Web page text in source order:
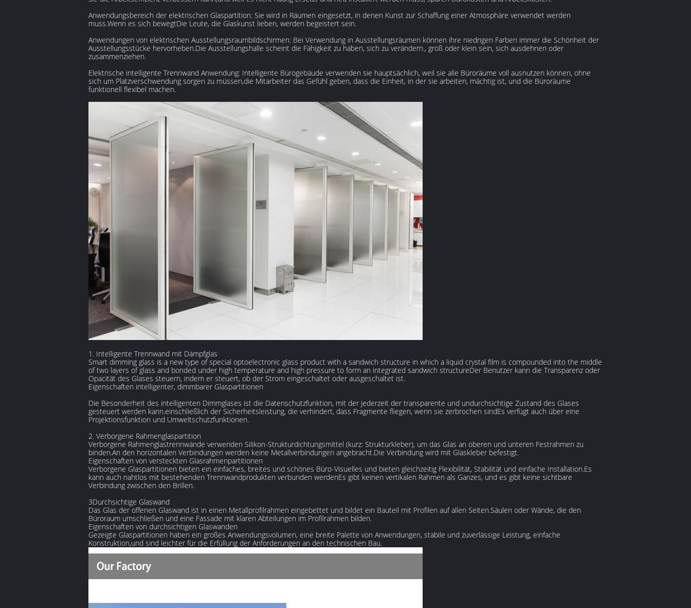
Anwendungsbereich der elektrischen Glaspartition: Sie wird in Räumen eingesetzt, in denen Kunst zur Schaffung einer Atmosphäre verwendet werden
muss.Wenn es sich bewegtDie Leute, die Glaskunst lieben, werden begeistert sein.
Anwendungen von elektrischen Ausstellungsraumbildschirmen: Bei Verwendung in Ausstellungsräumen können ihre niedrigen Farben immer die Schönheit der
Ausstellungsstücke hervorheben.Die Ausstellungshalle scheint die Fähigkeit zu haben, sich zu verändern., groß oder klein sein, sich ausdehnen oder
zusammenziehen.
Elektrische intelligente Trennwand Anwendung: Intelligente Bürogebäude verwenden sie hauptsächlich, weil sie alle Büroräume voll ausnutzen können, ohne
sich um Platzverschwendung sorgen zu müssen,die Mitarbeiter das Gefühl geben, dass die Einheit, in der sie arbeiten, mächtig ist, und die Büroräume
funktionell flexibel machen.
1. Intelligente Trennwand mit Dämpfglas
Smart dimming glass is a new type of special optoelectronic glass product with a sandwich structure in which a liquid crystal film is compounded into the middle
of two layers of glass and bonded under high temperature and high pressure to form an integrated sandwich structureDer Benutzer kann die Transparenz oder
Opacität des Glases steuern, indem er steuert, ob der Strom eingeschaltet oder ausgeschaltet ist.
Eigenschaften intelligenter, dimmbarer Glaspartitionen
Die Besonderheit des intelligenten Dimmglases ist die Datenschutzfunktion, mit der jederzeit der transparente und undurchsichtige Zustand des Glases
gesteuert werden kann.einschließlich der Sicherheitsleistung, die verhindert, dass Fragmente fliegen, wenn sie zerbrochen sindEs verfügt auch über eine
Projektionsfunktion und Umweltschutzfunktionen.
2. Verborgene Rahmenglaspartition
Verborgene Rahmenglastrennwände verwenden Silikon-Strukturdichtungsmittel (kurz: Strukturkleber), um das Glas an oberen und unteren Festrahmen zu
binden.An den horizontalen Verbindungen werden keine Metallverbindungen angebracht.Die Verbindung wird mit Glaskleber befestigt.
Eigenschaften von versteckten Glasrahmenpartitionen
Verborgene Glaspartitionen bieten ein einfaches, breites und schönes Büro-Visuelles und bieten gleichzeitig Flexibilität, Stabilität und einfache Installation.Es
kann auch nahtlos mit bestehenden Trennwandprodukten verbunden werdenEs gibt keinen vertikalen Rahmen als Ganzes, und es gibt keine sichtbare
Verbindung zwischen den Brillen.
3Durchsichtige Glaswand
Das Glas der offenen Glaswand ist in einen Metallprofilrahmen eingebettet und bildet ein Bauteil mit Profilen auf allen Seiten.Säulen oder Wände, die den
Büroraum umschließen und eine Fassade mit klaren Abteilungen im Profilrahmen bilden.
Eigenschaften von durchsichtigen Glaswanden
Gezeigte Glaspartitionen haben ein großes Anwendungsvolumen, eine breite Palette von Anwendungen, stabile und zuverlässige Leistung, einfache
Konstruktion,und sind leichter für die Erfüllung der Anforderungen an den technischen Bau.